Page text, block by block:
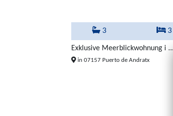
3 3
Exklusive Meerblickwohnung i ...
in 07157 Puerto de Andratx